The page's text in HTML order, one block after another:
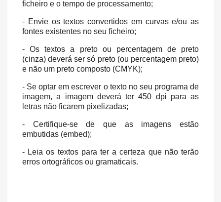
ficheiro e o tempo de processamento;
- Envie os textos convertidos em curvas e/ou as
fontes existentes no seu ficheiro;
- Os textos a preto ou percentagem de preto
(cinza) deverá ser só preto (ou percentagem preto)
e não um preto composto (CMYK);
- Se optar em escrever o texto no seu programa de
imagem, a imagem deverá ter 450 dpi para as
letras não ficarem pixelizadas;
- Certifique-se de que as imagens estão
embutidas (embed);
- Leia os textos para ter a certeza que não terão
erros ortográficos ou gramaticais.